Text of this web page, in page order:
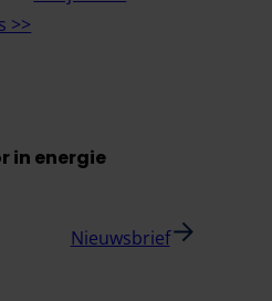
>>
in energie
Nieuwsbrief